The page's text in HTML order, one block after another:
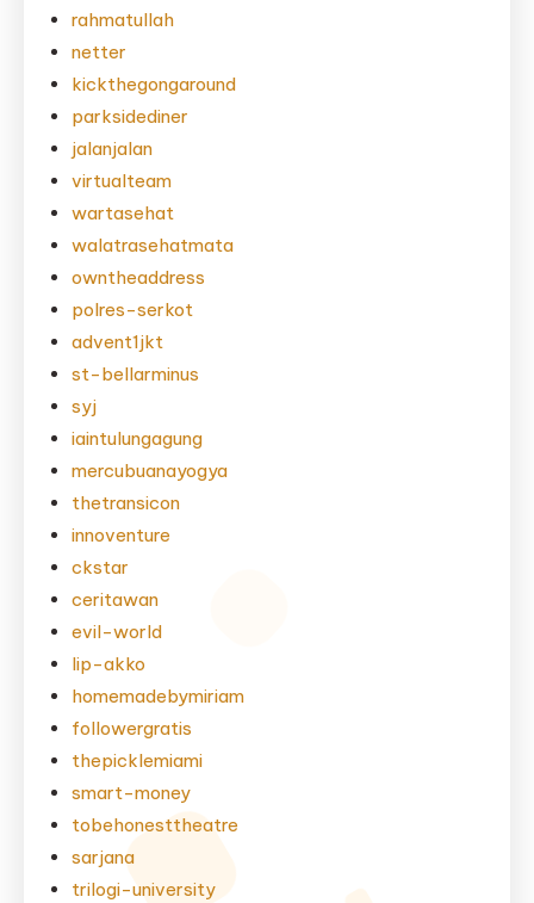
rahmatullah
netter
kickthegongaround
parksidediner
jalanjalan
virtualteam
wartasehat
walatrasehatmata
owntheaddress
polres-serkot
advent1jkt
st-bellarminus
syj
iaintulungagung
mercubuanayogya
thetransicon
innoventure
ckstar
ceritawan
evil-world
lip-akko
homemadebymiriam
followergratis
thepicklemiami
smart-money
tobehonesttheatre
sarjana
trilogi-university